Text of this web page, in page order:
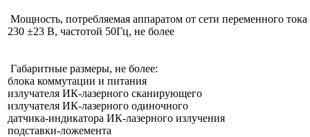
Мощность, потребляемая аппаратом от сети переменного тока
230 ±23 В, частотой 50Гц, не более
Габаритные размеры, не более:
блока коммутации и питания
излучателя ИК-лазерного сканирующего
излучателя ИК-лазерного одиночного
датчика-индикатора ИК-лазерного излучения
подставки-ложемента